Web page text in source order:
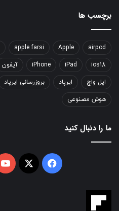
برچسب ها
airpod
Apple
apple farsi
ios18
iPad
iPhone آیفون
اپل واچ ایرپاد بروزرسانی ایرپاد
هوش مصنوعی
ما را دنبال کنید
فیسبوکایکس